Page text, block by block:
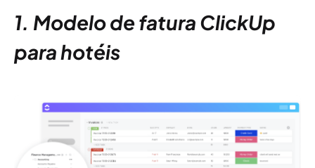
1. Modelo de fatura ClickUp
para hotéis